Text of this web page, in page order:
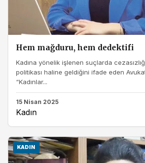
Hem mağduru, hem dedektifi
Kadına yönelik işlenen suçlarda
politikası haline geldiğini ifade eden
“Kadınlar...
15 Nisan 2025
Kadın
KADIN